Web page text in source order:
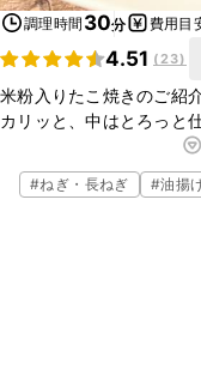
調理時間 30分 費用目
4.51 (23)
米粉入りたこ焼きのご紹
カリッと、中はとろっと
使って裏返すのも簡単で
ジなどでもおいしく作る
#ねぎ・長ねぎ #油揚